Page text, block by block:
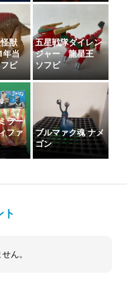
獣
年当
ビ
五星戦隊ダイレン
ジャー 龍星王
ソフビ
ラー
ファ
ブルマァク魂 ナメ
ゴン
ト
ん。